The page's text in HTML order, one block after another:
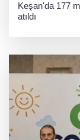
Keşan'da 177
atıldı